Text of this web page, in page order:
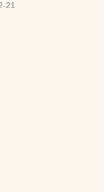
21